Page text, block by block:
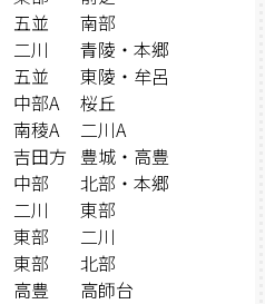
五並
二川
五並
中部A
南稜A
吉田方
中部
二川
東部
東部
高豊
南部
青陵・本郷
東陵・牟呂
桜丘
二川A
豊城・高豊
北部・本郷
東部
二川
北部
高師台